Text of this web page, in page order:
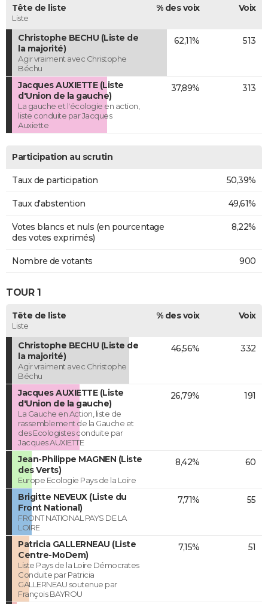
Tête de liste
Liste
% des voix Voix
Christophe BECHU (Liste de
la majorité)
Agir vraiment avec Christophe
Béchu
62,11% 513
Jacques AUXIETTE (Liste
d'Union de la gauche)
La gauche et l'écologie en action,
liste conduite par Jacques
Auxiette
37,89% 313
Participation au scrutin
Taux de participation 50,39%
Taux d'abstention 49,61%
Votes blancs et nuls (en pourcentage
des votes exprimés)
8,22%
Nombre de votants 900
TOUR 1
Tête de liste
Liste
% des voix Voix
Christophe BECHU (Liste de
la majorité)
Agir vraiment avec Christophe
Béchu
46,56% 332
Jacques AUXIETTE (Liste
d'Union de la gauche)
La Gauche en Action, liste de
rassemblement de la Gauche et
des Ecologistes conduite par
Jacques AUXIETTE
26,79% 191
Jean-Philippe MAGNEN (Liste
des Verts)
Europe Ecologie Pays de la Loire
8,42% 60
Brigitte NEVEUX (Liste du
Front National)
FRONT NATIONAL PAYS DE LA
LOIRE
7,71% 55
Patricia GALLERNEAU (Liste
Centre-MoDem)
Liste Pays de la Loire Démocrates
Conduite par Patricia
GALLERNEAU soutenue par
François BAYROU
7,15% 51